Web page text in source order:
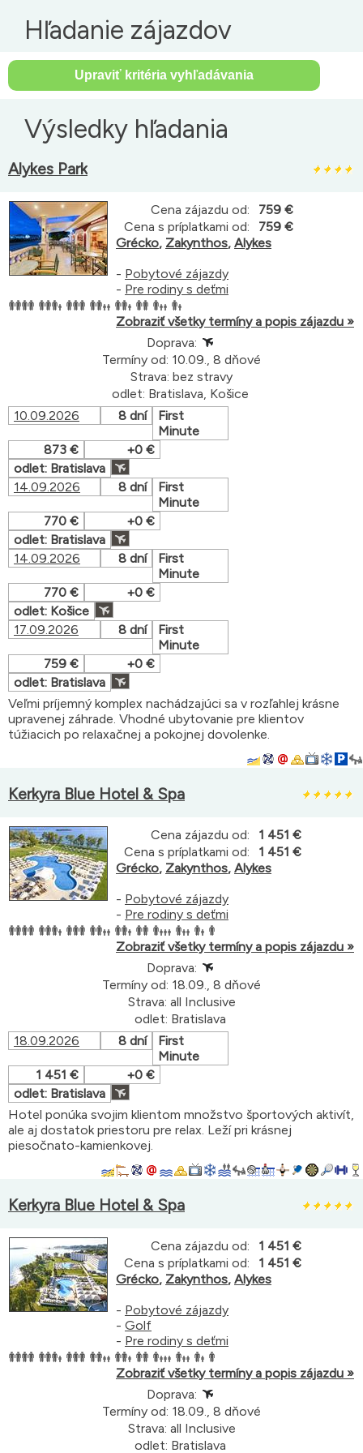
Hľadanie zájazdov
Výsledky hľadania
Alykes Park
Cena zájazdu od:
759 €
Cena s príplatkami od:
759 €
Grécko, Zakynthos, Alykes
- Pobytové zájazdy
- Pre rodiny s deťmi
Zobraziť všetky termíny a popis zájazdu »
Doprava:
Termíny od: 10.09., 8 dňové
Strava: bez stravy
odlet: Bratislava, Košice
10.09.2026
8 dní
First
Minute
873 €
+0 €
odlet: Bratislava
14.09.2026
8 dní
First
Minute
770 €
+0 €
odlet: Bratislava
14.09.2026
8 dní
First
Minute
770 €
+0 €
odlet: Košice
17.09.2026
8 dní
First
Minute
759 €
+0 €
odlet: Bratislava
Veľmi príjemný komplex nachádzajúci sa v rozľahlej krásne
upravenej záhrade. Vhodné ubytovanie pre klientov
túžiacich po relaxačnej a pokojnej dovolenke.
Kerkyra Blue Hotel & Spa
Cena zájazdu od:
1 451 €
Cena s príplatkami od:
1 451 €
Grécko, Zakynthos, Alykes
- Pobytové zájazdy
- Pre rodiny s deťmi
Zobraziť všetky termíny a popis zájazdu »
Doprava:
Termíny od: 18.09., 8 dňové
Strava: all Inclusive
odlet: Bratislava
18.09.2026
8 dní
First
Minute
1 451 €
+0 €
odlet: Bratislava
Hotel ponúka svojim klientom množstvo športových aktivít,
ale aj dostatok priestoru pre relax. Leží pri krásnej
piesočnato-kamienkovej.
Kerkyra Blue Hotel & Spa
Cena zájazdu od:
1 451 €
Cena s príplatkami od:
1 451 €
Grécko, Zakynthos, Alykes
- Pobytové zájazdy
- Golf
- Pre rodiny s deťmi
Zobraziť všetky termíny a popis zájazdu »
Doprava:
Termíny od: 18.09., 8 dňové
Strava: all Inclusive
odlet: Bratislava